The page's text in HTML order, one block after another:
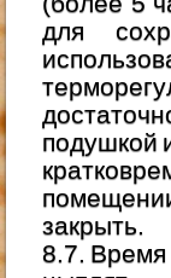
для
подушкой
закрыть.
8.7. Время